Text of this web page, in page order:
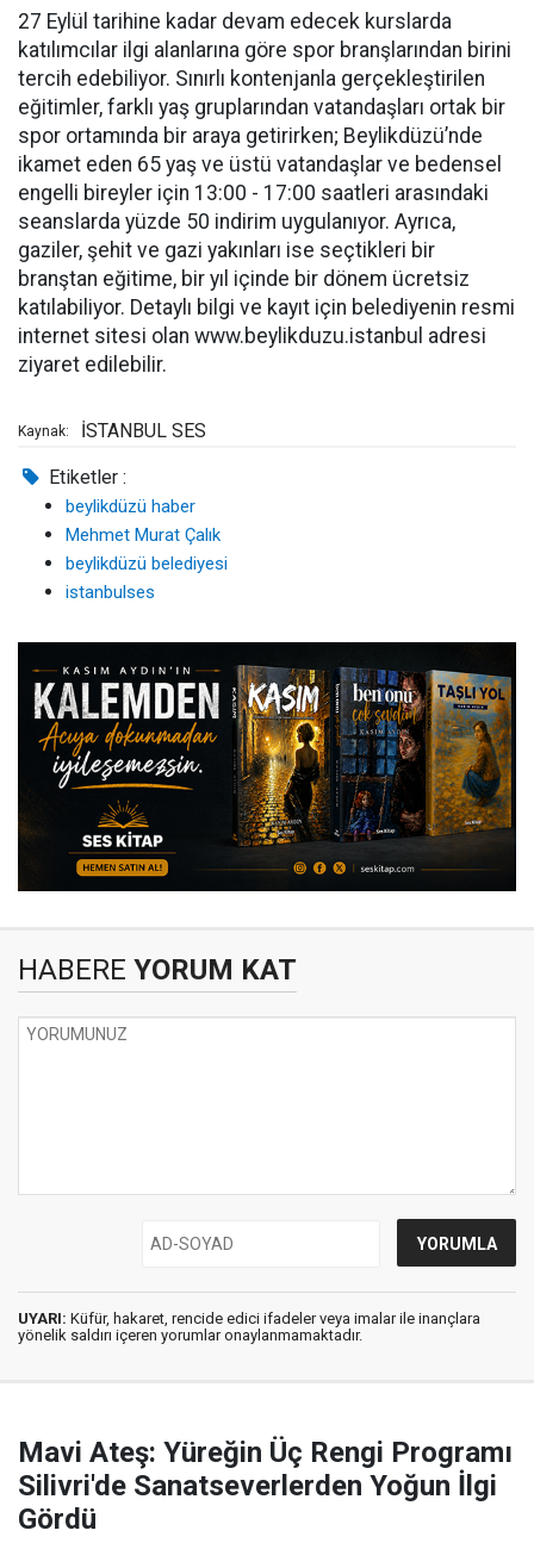
27 Eylül tarihine kadar devam edecek kurslarda
katılımcılar ilgi alanlarına göre spor branşlarından birini
tercih edebiliyor. Sınırlı kontenjanla gerçekleştirilen
eğitimler, farklı yaş gruplarından vatandaşları ortak bir
spor ortamında bir araya getirirken; Beylikdüzü’nde
ikamet eden 65 yaş ve üstü vatandaşlar ve bedensel
engelli bireyler için 13:00 - 17:00 saatleri arasındaki
seanslarda yüzde 50 indirim uygulanıyor. Ayrıca,
gaziler, şehit ve gazi yakınları ise seçtikleri bir
branştan eğitime, bir yıl içinde bir dönem ücretsiz
katılabiliyor. Detaylı bilgi ve kayıt için belediyenin resmi
internet sitesi olan www.beylikduzu.istanbul adresi
ziyaret edilebilir.
Kaynak: İSTANBUL SES
Etiketler :
beylikdüzü haber
Mehmet Murat Çalık
beylikdüzü belediyesi
istanbulses
HABERE YORUM KAT
UYARI: Küfür, hakaret, rencide edici ifadeler veya imalar ile inançlara
yönelik saldırı içeren yorumlar onaylanmamaktadır.
Mavi Ateş: Yüreğin Üç Rengi Programı
Silivri'de Sanatseverlerden Yoğun İlgi
Gördü